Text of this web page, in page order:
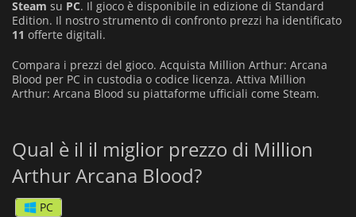
Steam su PC. Il gioco è disponibile in edizione di Standard
Edition. Il nostro strumento di confronto prezzi ha identificato
11 offerte digitali.
Compara i prezzi del gioco. Acquista Million Arthur: Arcana
Blood per PC in custodia o codice licenza. Attiva Million
Arthur: Arcana Blood su piattaforme ufficiali come Steam.
Qual è il il miglior prezzo di Million
Arthur Arcana Blood?
PC